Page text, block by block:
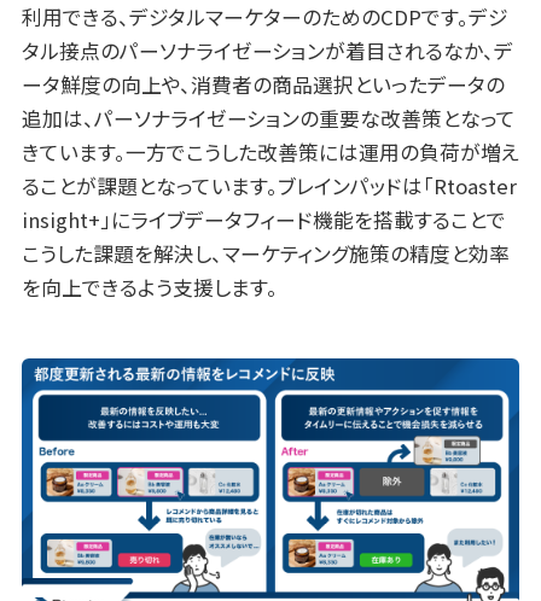
利用できる、デジタルマーケターのためのCDPです。デジ
タル接点のパーソナライゼーションが着目されるなか、デ
ータ鮮度の向上や、消費者の商品選択といったデータの
追加は、パーソナライゼーションの重要な改善策となって
きています。一方でこうした改善策には運用の負荷が増え
ることが課題となっています。ブレインパッドは「Rtoaster
insight+」にライブデータフィード機能を搭載することで
こうした課題を解決し、マーケティング施策の精度と効率
を向上できるよう支援します。